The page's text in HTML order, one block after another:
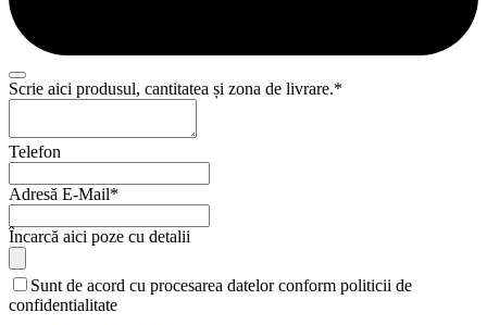
Scrie aici produsul, cantitatea și zona de livrare.*
Telefon
Adresă E-Mail*
Încarcă aici poze cu detalii
Sunt de acord cu procesarea datelor conform politicii de
confidentialitate